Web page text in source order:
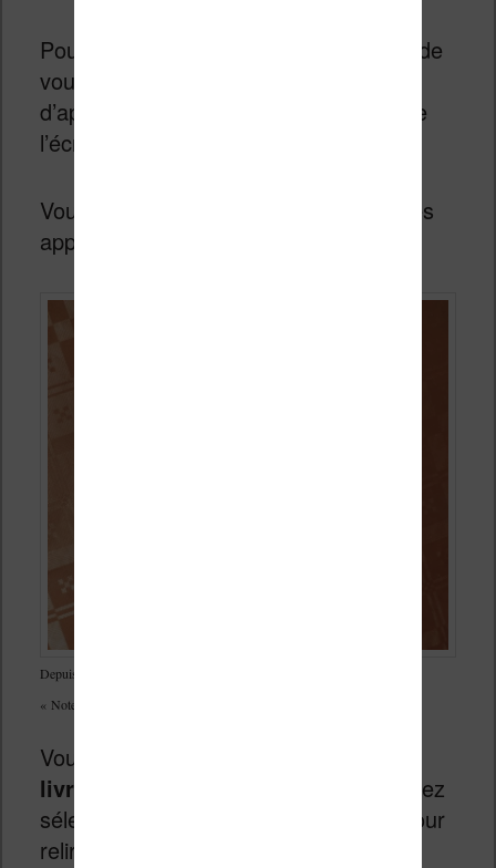
Pour cela, le moyen le plus simple est de
vous diriger vers la page d’accueil et
d’appuyer sur les petits traits en bas de
l’écran.
Vous allez ensuite accéder à l’écran des
applications et sélectionner « Note ».
Depuis l’écran d’accueil : ouvrez le menu en bas et appuyer sur le bouton
« Notes » tout en bas à gauche
Vous avez ensuite accès à la
livres qui ont des notes
et vous pouvez
sélectionner celui qui vous intéresse pour
relire les notes.